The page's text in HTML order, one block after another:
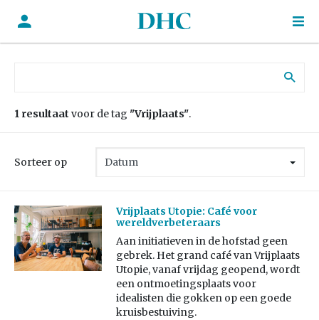
1 resultaat voor de tag "Vrijplaats".
Sorteer op
Vrijplaats Utopie: Café voor
wereldverbeteraars
Aan initiatieven in de hofstad geen
gebrek. Het grand café van Vrijplaats
Utopie, vanaf vrijdag geopend, wordt
een ontmoetingsplaats voor
idealisten die gokken op een goede
kruisbestuiving.